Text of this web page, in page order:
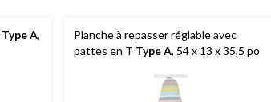
Type A,
Planche à repasser réglable avec
pattes en T Type A, 54 x 13 x 35,5 po